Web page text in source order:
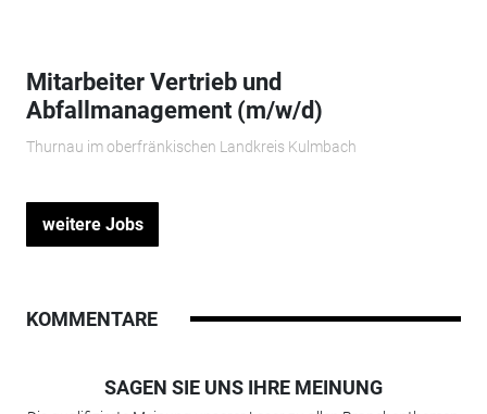
Mitarbeiter Vertrieb und
Abfallmanagement (m/w/d)
Thurnau im oberfränkischen Landkreis Kulmbach
weitere Jobs
KOMMENTARE
SAGEN SIE UNS IHRE MEINUNG